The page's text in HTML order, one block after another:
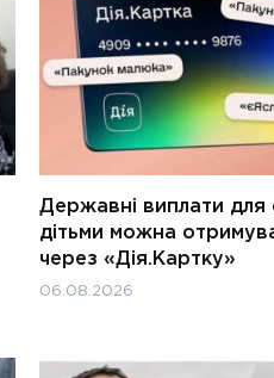
Державні виплати для
дітьми можна
через «Дія.Картку»
06.08.2026